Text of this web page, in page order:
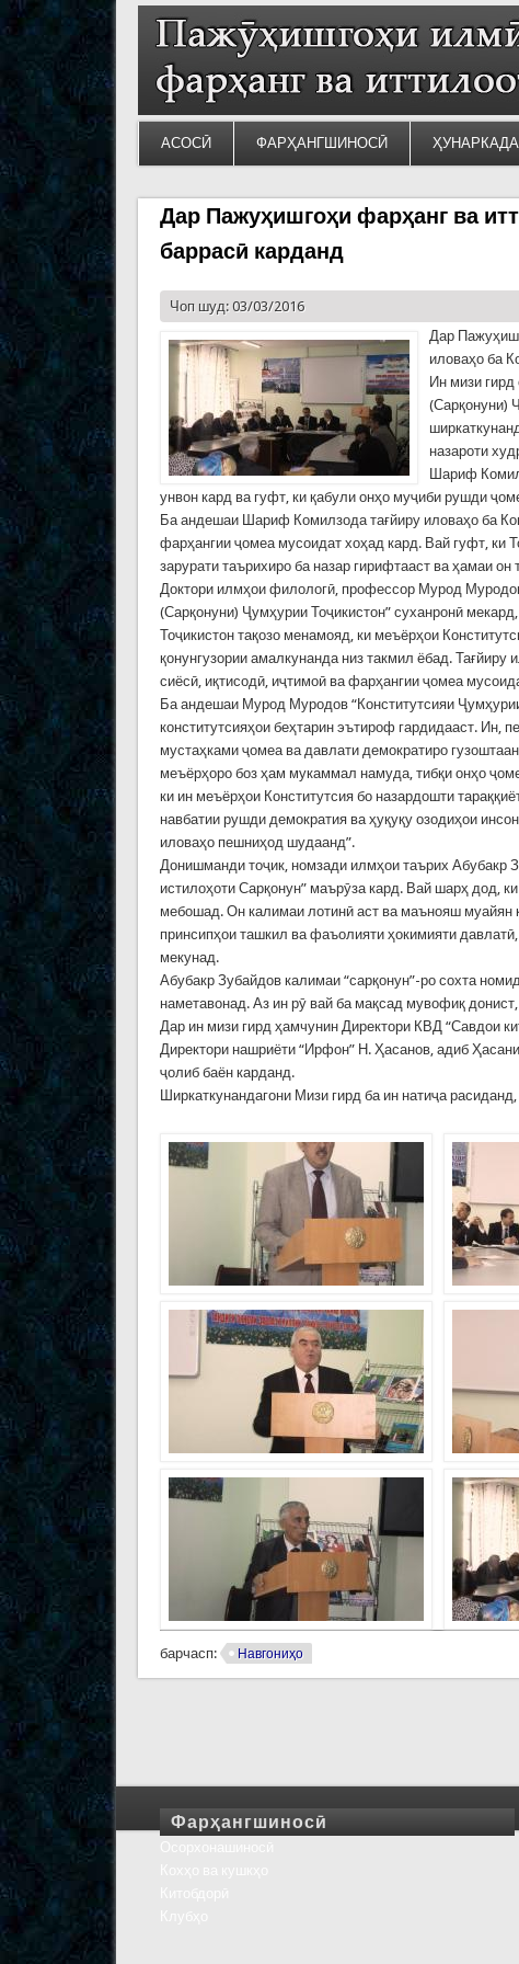
АСОСӢ ФАРҲАНГШИНОСӢ ҲУНАРКАДА
Дар Пажуҳишгоҳи фарҳанг ва
баррасӣ карданд
Чоп шуд: 03/03/2016
Дар
иловаҳо ба
Ин мизи
(Сарқонуни)
назароти
Шариф
унвон кард ва гуфт, ки қабули онҳо муҷиби рушди
Ба андешаи Шариф Комилзода тағйиру иловаҳо ба
фарҳангии ҷомеа мусоидат хоҳад кард. Вай гуфт, ки
зарурати таърихиро ба назар гирифтааст ва ҳамаи
Доктори илмҳои филологӣ, профессор Мурод
(Сарқонуни) Ҷумҳурии Тоҷикистон” суханронӣ
Тоҷикистон тақозо менамояд, ки меъёрҳои
қонунгузории амалкунанда низ такмил ёбад.
сиёсӣ, иқтисодӣ, иҷтимоӣ ва фарҳангии ҷомеа
Ба андешаи Мурод Муродов “Конститутсияи
конститутсияҳои беҳтарин эътироф гардидааст. Ин,
мустаҳками ҷомеа ва давлати демократиро
меъёрҳоро боз ҳам мукаммал намуда, тибқи онҳо
ки ин меъёрҳои Конститутсия бо назардошти
навбатии рушди демократия ва ҳуқуқу озодиҳои
иловаҳо пешниҳод шудаанд”.
Донишманди тоҷик, номзади илмҳои таърих Абубакр
истилоҳоти Сарқонун” маърӯза кард. Вай шарҳ дод,
мебошад. Он калимаи лотинӣ аст ва маънояш муайян
принсипҳои ташкил ва фаъолияти ҳокимияти
мекунад.
Абубакр Зубайдов калимаи “сарқонун”-ро сохта
наметавонад. Аз ин рӯ вай ба мақсад мувофиқ
Дар ин мизи гирд ҳамчунин Директори КВД “Савдои
Директори нашриёти “Ирфон” Н. Ҳасанов, адиб
ҷолиб баён карданд.
Ширкаткунандагони Мизи гирд ба ин натиҷа
барчасп: Навгониҳо
Фарҳангшиносӣ